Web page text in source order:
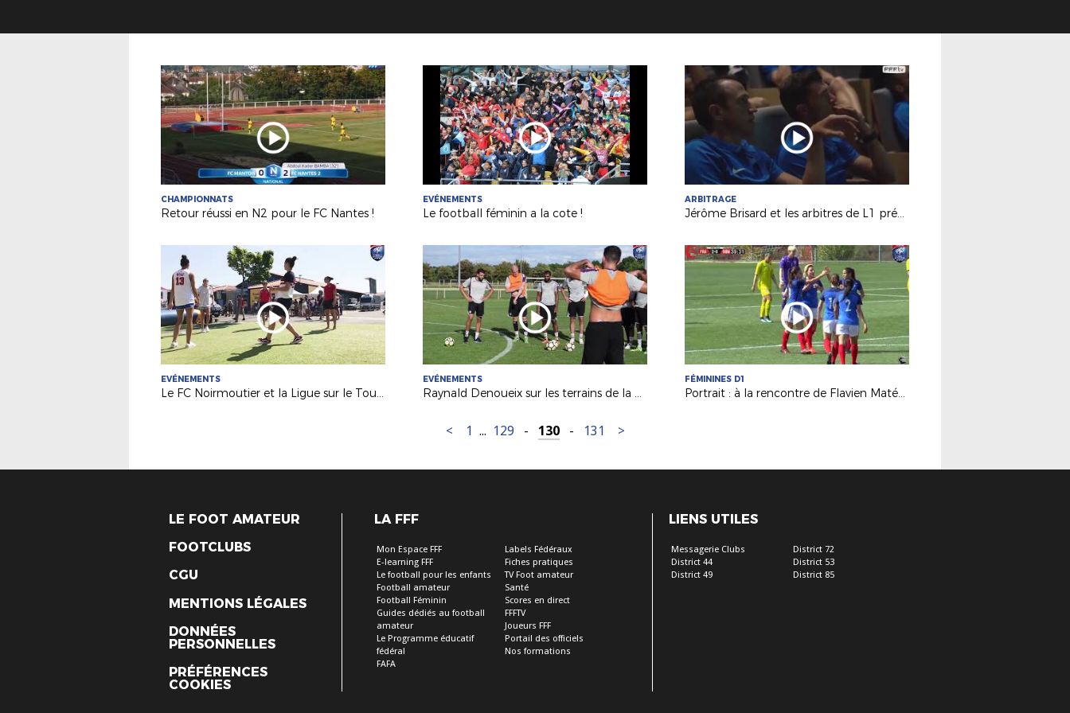
CHAMPIONNATS
Retour réussi en N2 pour le FC Nantes !
EVÉNEMENTS
Le football féminin a la cote !
ARBITRAGE
Jérôme Brisard et les arbitres de L1 préparés au "VAR" !
EVÉNEMENTS
Le FC Noirmoutier et la Ligue sur le Tour de France 2018
EVÉNEMENTS
Raynald Denoueix sur les terrains de la Ligue !
FÉMININES D1
Portrait : à la rencontre de Flavien Matéo, père de Clara (Paris FC D1F)
< 1 ... 129 - 130 - 131 >
LE FOOT AMATEUR
FOOTCLUBS
CGU
MENTIONS LÉGALES
DONNÉES
PERSONNELLES
PRÉFÉRENCES
COOKIES
LA FFF
Mon Espace FFF
E-learning FFF
Le football pour les enfants
Football amateur
Football Féminin
Guides dédiés au football
amateur
Le Programme éducatif
fédéral
FAFA
Labels Fédéraux
Fiches pratiques
TV Foot amateur
Santé
Scores en direct
FFFTV
Joueurs FFF
Portail des officiels
Nos formations
LIENS UTILES
Messagerie Clubs
District 44
District 49
District 72
District 53
District 85